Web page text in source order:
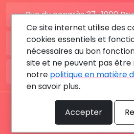
Rue du congrès 37 , 1000
BE: +32 28080227
FR: +33 183642895
Tous les droits sont réservés ©
Ce site internet utilise des
cookies essentiels et
nécessaires au bon
site et ne peuvent pas être
notre politique en matière
en savoir plus.
Accepter